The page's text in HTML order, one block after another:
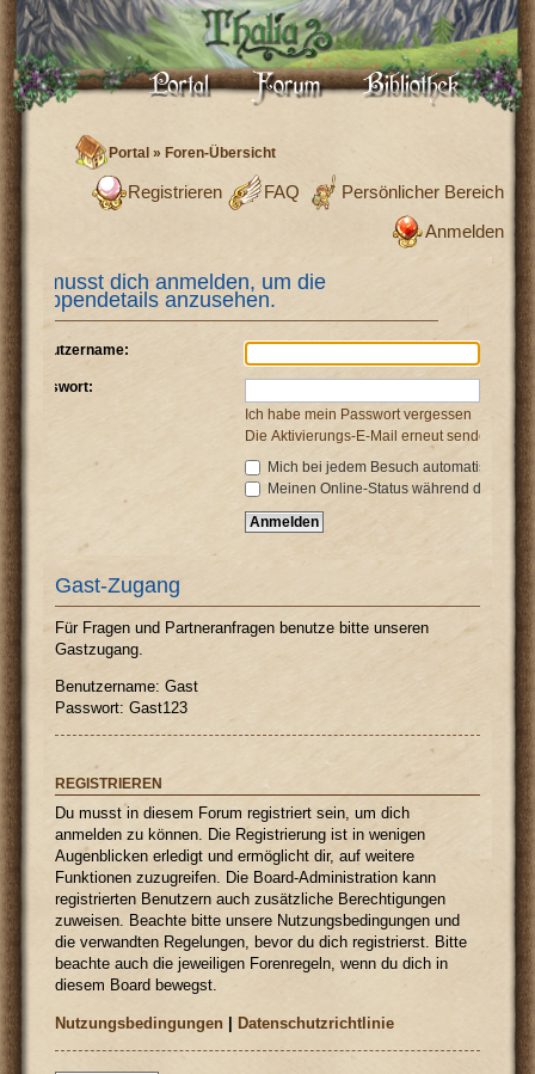
Portal »Foren-Übersicht
Persönlicher Bereich
FAQ
Registrieren
Anmelden
Du musst dich anmelden, um die
Gruppendetails anzusehen.
Benutzername:
Passwort:
Ich habe mein Passwort vergessen
Die Aktivierungs-E-Mail erneut senden
Mich bei jedem Besuch automatisch
Meinen Online-Status während dieser
Gast-Zugang
Für Fragen und Partneranfragen benutze bitte unseren
Gastzugang.
Benutzername: Gast
Passwort: Gast123
REGISTRIEREN
Du musst in diesem Forum registriert sein, um dich
anmelden zu können. Die Registrierung ist in wenigen
Augenblicken erledigt und ermöglicht dir, auf weitere
Funktionen zuzugreifen. Die Board-Administration kann
registrierten Benutzern auch zusätzliche Berechtigungen
zuweisen. Beachte bitte unsere Nutzungsbedingungen und
die verwandten Regelungen, bevor du dich registrierst. Bitte
beachte auch die jeweiligen Forenregeln, wenn du dich in
diesem Board bewegst.
Nutzungsbedingungen |Datenschutzrichtlinie